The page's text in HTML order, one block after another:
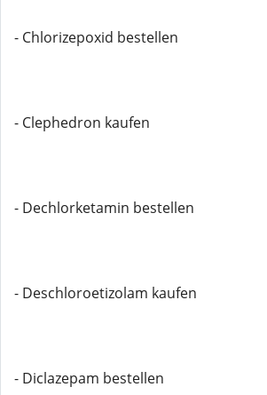
- Chlorizepoxid bestellen
- Clephedron kaufen
- Dechlorketamin bestellen
- Deschloroetizolam kaufen
- Diclazepam bestellen